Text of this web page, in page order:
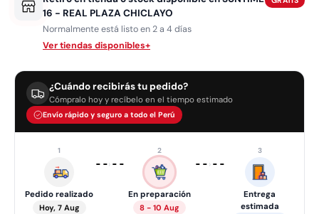
16 - REAL PLAZA CHICLAYO
Normalmente está listo en 2 a 4 días
Ver tiendas disponibles+
¿Cuándo recibirás tu pedido?
Cómpralo hoy y recíbelo en el tiempo estimado
Envío rápido y seguro a todo el Perú
1
Pedido realizado
Hoy, 7 Aug
›
2
En preparación
8 - 10 Aug
›
3
Entrega
estimada